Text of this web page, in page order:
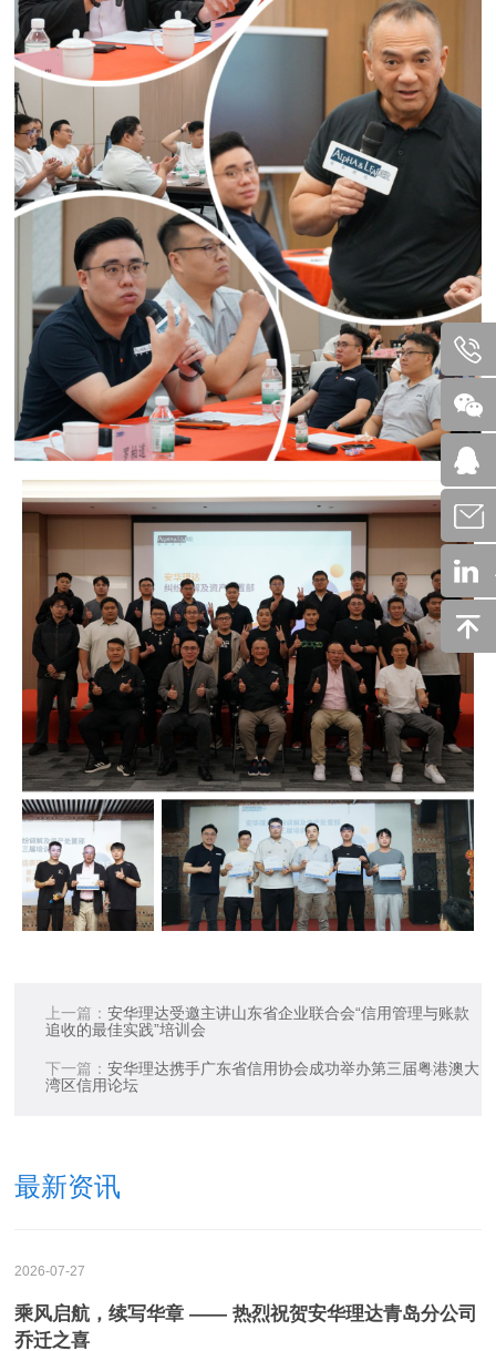
上一篇：安华理达受邀主讲山东省企业联合会“信用管理与账款
追收的最佳实践”培训会
下一篇：安华理达携手广东省信用协会成功举办第三届粤港澳大
湾区信用论坛
最新资讯
2026-07-27
乘风启航，续写华章 —— 热烈祝贺安华理达青岛分公司
乔迁之喜